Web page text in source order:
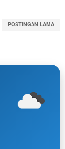
POSTINGAN LAMA